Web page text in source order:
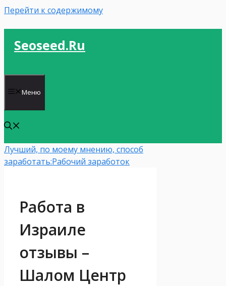
Перейти к содержимому
Seoseed.ru
Меню
Лучший, по моему мнению, способ
заработать:Рабочий заработок
Работа в
Израиле
отзывы –
Шалом Центр